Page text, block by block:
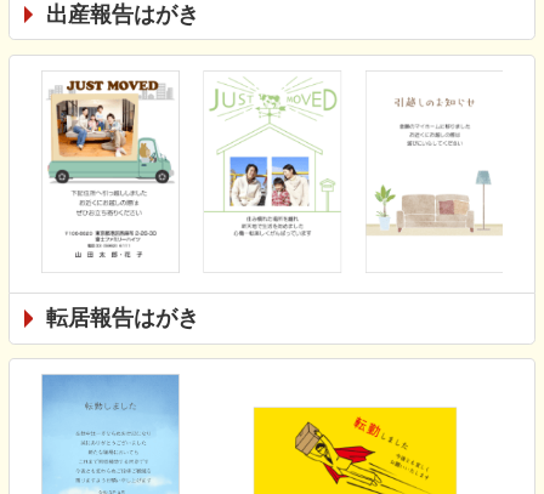
出産報告はがき
転居報告はがき